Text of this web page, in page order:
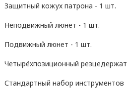
Защитный кожух патрона - 1 шт.
Неподвижный люнет - 1 шт.
Подвижный люнет - 1 шт.
Четырёхпозиционный
Стандартный набор инструментов